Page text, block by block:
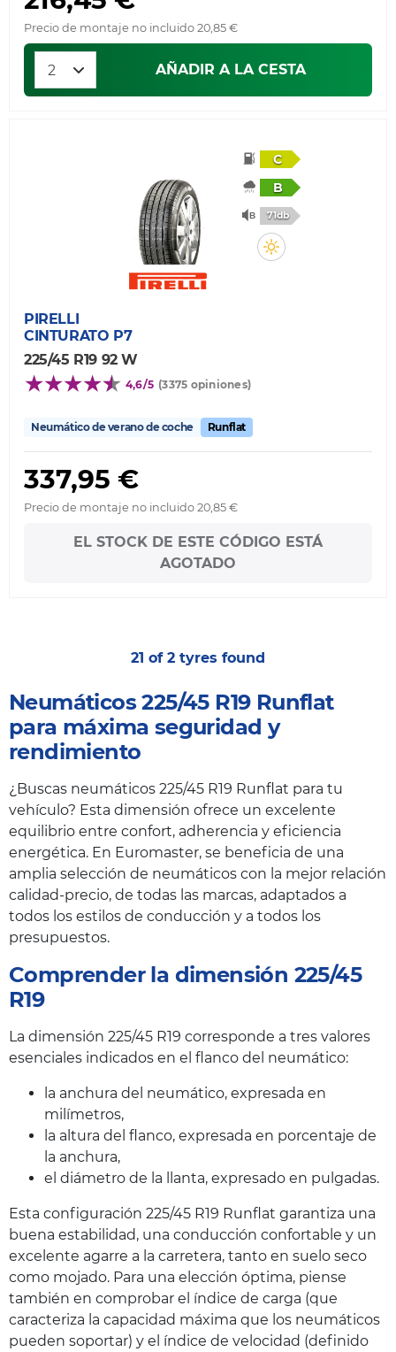
Precio de montaje no incluido 20,85 €
AÑADIR A LA CESTA
C
B
71db
PIRELLI
CINTURATO P7
225/45 R19 92 W
4,6/5 (3375 opiniones)
Neumático de verano de coche Runflat
337,95 €
Precio de montaje no incluido 20,85 €
EL STOCK DE ESTE CÓDIGO ESTÁ
AGOTADO
21 of 2 tyres found
Neumáticos 225/45 R19 Runflat
para máxima seguridad y
rendimiento
¿Buscas neumáticos 225/45 R19 Runflat para tu
vehículo? Esta dimensión ofrece un excelente
equilibrio entre confort, adherencia y eficiencia
energética. En Euromaster, se beneficia de una
amplia selección de neumáticos con la mejor relación
calidad-precio, de todas las marcas, adaptados a
todos los estilos de conducción y a todos los
presupuestos.
Comprender la dimensión 225/45
R19
La dimensión 225/45 R19 corresponde a tres valores
esenciales indicados en el flanco del neumático:
la anchura del neumático, expresada en
milímetros,
la altura del flanco, expresada en porcentaje de
la anchura,
el diámetro de la llanta, expresado en pulgadas.
Esta configuración 225/45 R19 Runflat garantiza una
buena estabilidad, una conducción confortable y un
excelente agarre a la carretera, tanto en suelo seco
como mojado. Para una elección óptima, piense
también en comprobar el índice de carga (que
caracteriza la capacidad máxima que los neumáticos
pueden soportar) y el índice de velocidad (definido